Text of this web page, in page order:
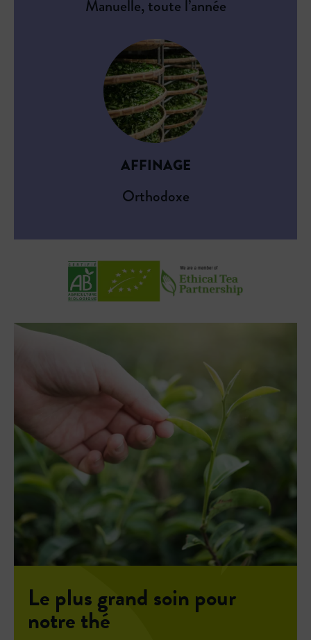
Manuelle, toute l’année
AFFINAGE
Orthodoxe
Le plus grand soin pour
notre thé